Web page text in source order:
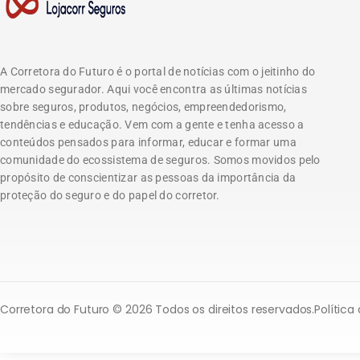
A Corretora do Futuro é o portal de notícias com o jeitinho do
mercado segurador. Aqui você encontra as últimas notícias
sobre seguros, produtos, negócios, empreendedorismo,
tendências e educação. Vem com a gente e tenha acesso a
conteúdos pensados para informar, educar e formar uma
comunidade do ecossistema de seguros. Somos movidos pelo
propósito de conscientizar as pessoas da importância da
proteção do seguro e do papel do corretor.
Corretora do Futuro © 2026 Todos os direitos reservados.Política